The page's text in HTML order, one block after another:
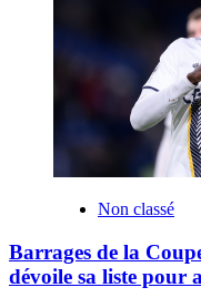
Non classé
Barrages de la
dévoile sa liste pour